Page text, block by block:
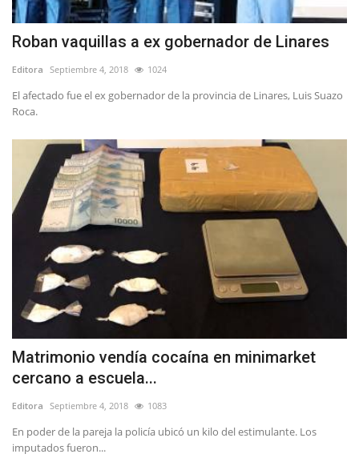
Roban vaquillas a ex gobernador de Linares
Editora Septiembre 4, 2018 1024
El afectado fue el ex gobernador de la provincia de Linares, Luis Suazo
Roca.
Matrimonio vendía cocaína en minimarket
cercano a escuela...
Editora Septiembre 4, 2018 1083
En poder de la pareja la policía ubicó un kilo del estimulante. Los
imputados fueron...